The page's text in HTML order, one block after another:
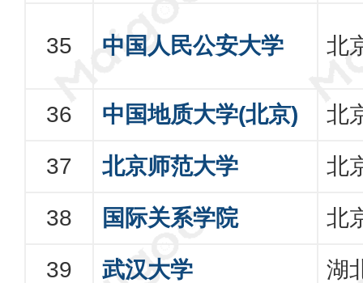
中国人民公安大学 北
中国地质大学(北京) 北
北京师范大学 北
国际关系学院 北
武汉大学 湖